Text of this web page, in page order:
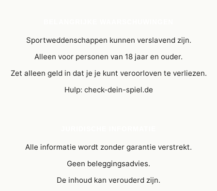
Sportweddenschappen kunnen verslavend zijn.
Alleen voor personen van 18 jaar en ouder.
Zet alleen geld in dat je je kunt veroorloven te verliezen.
Hulp: check-dein-spiel.de
Alle informatie wordt zonder garantie verstrekt.
Geen beleggingsadvies.
De inhoud kan verouderd zijn.